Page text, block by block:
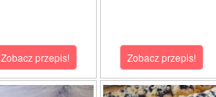
Zobacz przepis! Zobacz przepis!